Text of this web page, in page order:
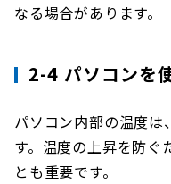
なる場合があります。
2-4 パソコンを
パソコン内部の温度は
す。温度の上昇を防ぐ
とも重要です。